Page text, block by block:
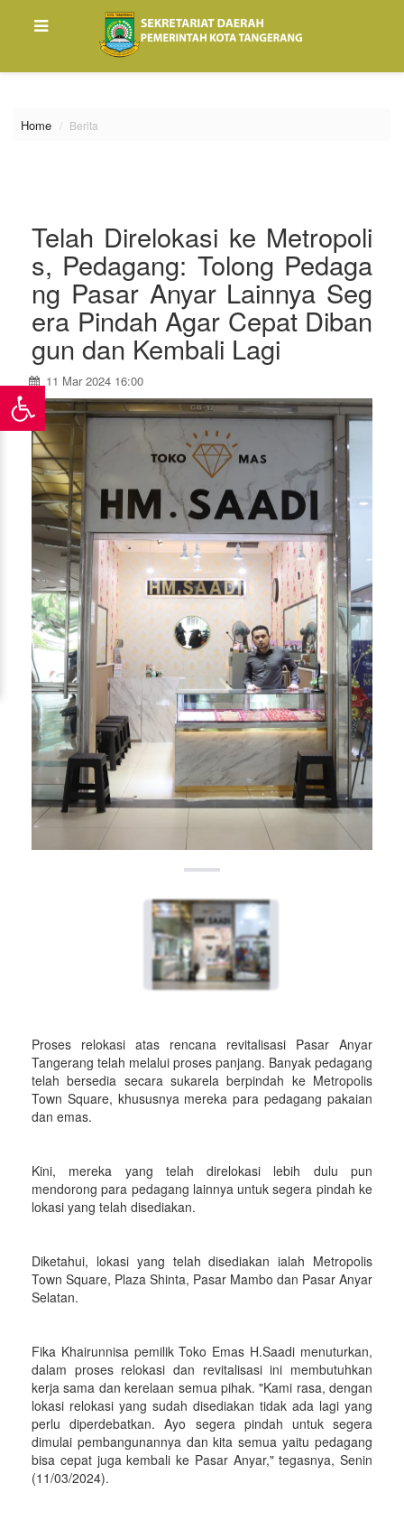
Home Berita
Telah Direlokasi ke Metropoli
s, Pedagang: Tolong Pedaga
ng Pasar Anyar Lainnya Seg
era Pindah Agar Cepat Diban
gun dan Kembali Lagi
11 Mar 2024 16:00
Proses relokasi atas rencana revitalisasi Pasar Anyar
Tangerang telah melalui proses panjang. Banyak pedagang
telah bersedia secara sukarela berpindah ke Metropolis
Town Square, khususnya mereka para pedagang pakaian
dan emas.
Kini, mereka yang telah direlokasi lebih dulu pun
mendorong para pedagang lainnya untuk segera pindah ke
lokasi yang telah disediakan.
Diketahui, lokasi yang telah disediakan ialah Metropolis
Town Square, Plaza Shinta, Pasar Mambo dan Pasar Anyar
Selatan.
Fika Khairunnisa pemilik Toko Emas H.Saadi menuturkan,
dalam proses relokasi dan revitalisasi ini membutuhkan
kerja sama dan kerelaan semua pihak. "Kami rasa, dengan
lokasi relokasi yang sudah disediakan tidak ada lagi yang
perlu diperdebatkan. Ayo segera pindah untuk segera
dimulai pembangunannya dan kita semua yaitu pedagang
bisa cepat juga kembali ke Pasar Anyar," tegasnya, Senin
(11/03/2024).